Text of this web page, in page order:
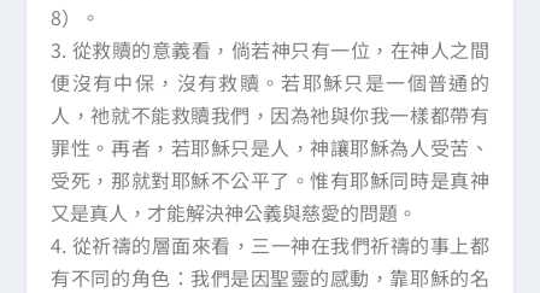
8）。
3. 從救贖的意義看，倘若神只有一位，在神人之間
便沒有中保，沒有救贖。若耶穌只是一個普通的
人，祂就不能救贖我們，因為祂與你我一樣都帶有
罪性。再者，若耶穌只是人，神讓耶穌為人受苦、
受死，那就對耶穌不公平了。惟有耶穌同時是真神
又是真人，才能解決神公義與慈愛的問題。
4. 從祈禱的層面來看，三一神在我們祈禱的事上都
有不同的角色：我們是因聖靈的感動，靠耶穌的名